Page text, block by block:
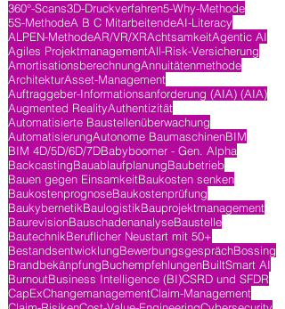
360°-Scans3D-Druckverfahren5-Why-Methode
5S-MethodeA B C MitarbeitendeAI-Literacy
ALPEN-MethodeAR/VR/XRAchtsamkeitAgentic AI
Agiles ProjektmanagementAll-Risk-Versicherung
AmortisationsberechnungAnnuitätenmethode
ArchitekturAsset-Management
Auftraggeber-Informationsanforderung (AIA) (AIA)
Augmented RealityAuthentizität
Automatisierte Baustellenüberwachung
AutomatisierungAutonome BaumaschinenBIM
BIM 4D/5D/6D/7DBabyboomer - Gen. Alpha
BackcastingBauablaufplanungBaubetrieb
Bauen gegen EinsamkeitBaukosten senken
BaukostenprognoseBaukostenprüfung
BaukybernetikBaulogistikBauprojektmanagement
BaurevisionBauschadenanalyseBaustelle
BautechnikBeruflicher Neustart mit 50+
BestandsentwicklungBewerbungsgesprächBossing
BrandbekänpfungBuchempfehlungenBuiltSmart AI
BurnoutBusiness Intelligence (BI)CSRD und SFDR
CapExChangemanagementClaim-Management